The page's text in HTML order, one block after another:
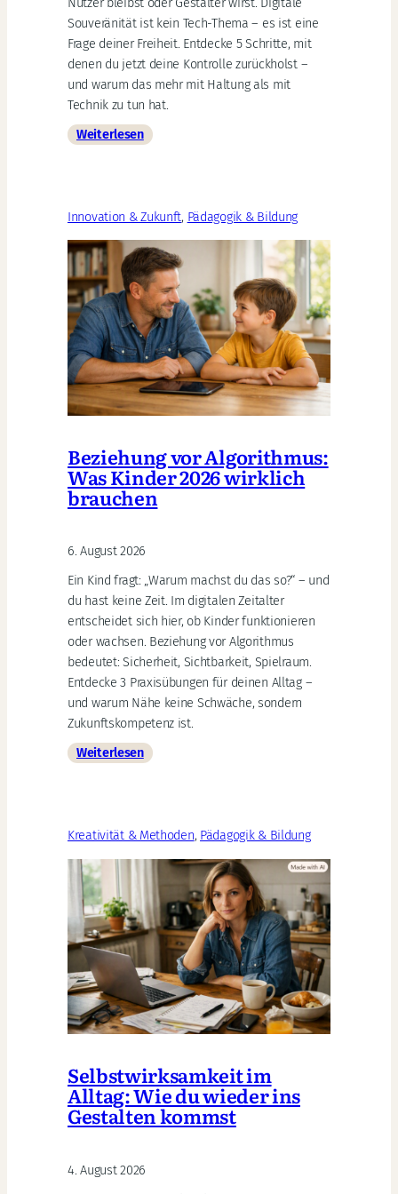
Souveränität ist kein Tech-Thema – es ist eine
Frage deiner Freiheit. Entdecke 5 Schritte, mit
denen du jetzt deine Kontrolle zurückholst –
und warum das mehr mit Haltung als mit
Technik zu tun hat.
Weiterlesen:
So
du
die
Kontrolle
Innovation & Zukunft, Pädagogik & Bildung
Beziehung vor Algorithmus:
Was Kinder 2026 wirklich
brauchen
6. August 2026
Ein Kind fragt: „Warum machst du das so?“ – und
du hast keine Zeit. Im digitalen Zeitalter
entscheidet sich hier, ob Kinder funktionieren
oder wachsen. Beziehung vor Algorithmus
bedeutet: Sicherheit, Sichtbarkeit, Spielraum.
Entdecke 3 Praxisübungen für deinen Alltag –
und warum Nähe keine Schwäche, sondern
Zukunftskompetenz ist.
Weiterlesen:
Was
2026
wirklich
brauchen
Kreativität & Methoden, Pädagogik & Bildung
Selbstwirksamkeit im
Alltag: Wie du wieder ins
Gestalten kommst
4. August 2026